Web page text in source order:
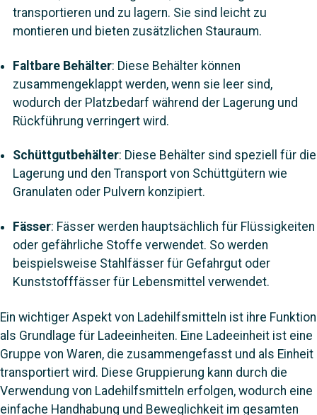
transportieren und zu lagern. Sie sind leicht zu
montieren und bieten zusätzlichen Stauraum.
Faltbare Behälter: Diese Behälter können
zusammengeklappt werden, wenn sie leer sind,
wodurch der Platzbedarf während der Lagerung und
Rückführung verringert wird.
Schüttgutbehälter: Diese Behälter sind speziell für die
Lagerung und den Transport von Schüttgütern wie
Granulaten oder Pulvern konzipiert.
Fässer: Fässer werden hauptsächlich für Flüssigkeiten
oder gefährliche Stoffe verwendet. So werden
beispielsweise Stahlfässer für Gefahrgut oder
Kunststofffässer für Lebensmittel verwendet.
Ein wichtiger Aspekt von Ladehilfsmitteln ist ihre Funktion
als Grundlage für Ladeeinheiten. Eine Ladeeinheit ist eine
Gruppe von Waren, die zusammengefasst und als Einheit
transportiert wird. Diese Gruppierung kann durch die
Verwendung von Ladehilfsmitteln erfolgen, wodurch eine
einfache Handhabung und Beweglichkeit im gesamten